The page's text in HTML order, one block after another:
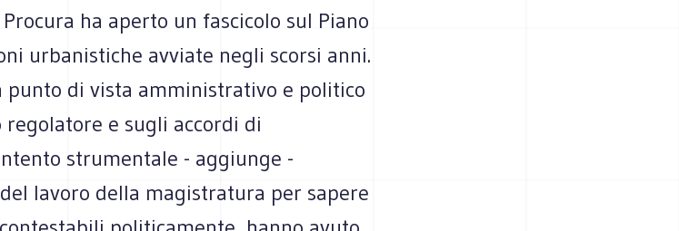
ha aperto un fascicolo sul Piano
urbanistiche avviate negli scorsi anni.
punto di vista amministrativo e politico
e sugli accordi di
strumentale - aggiunge -
lavoro della magistratura per sapere